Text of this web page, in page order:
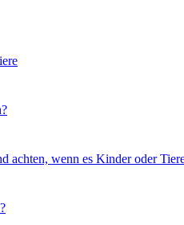
achten, wenn es Kinder oder